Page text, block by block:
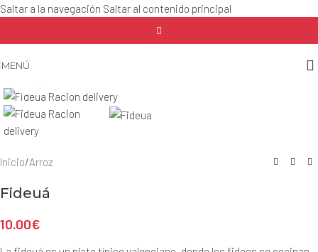
Saltar a la navegación Saltar al contenido principal
MENÚ
Inicio/Arroz
Fideuá
10.00€